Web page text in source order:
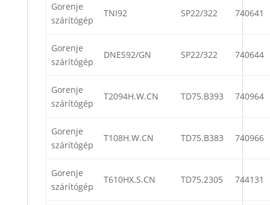
Gorenje
szárítógép
TNI92 SP22/322 740641
Gorenje
szárítógép
DNES92/GN SP22/322 740644
Gorenje
szárítógép
T2094H.W.CN TD75.B393 740964
Gorenje
szárítógép
T108H.W.CN TD75.B383 740966
Gorenje
szárítógép
T610HX.S.CN TD75.2305 744131